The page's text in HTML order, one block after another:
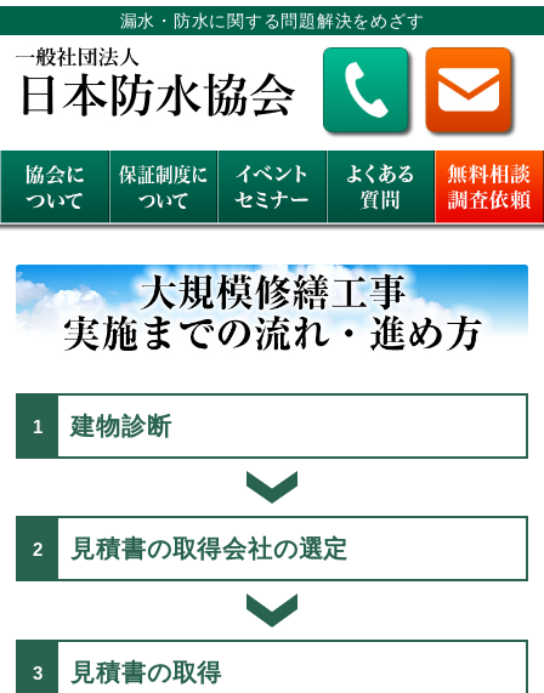
漏水・防水に関する問題解決をめざす
建物診断
見積書の取得会社の選定
見積書の取得